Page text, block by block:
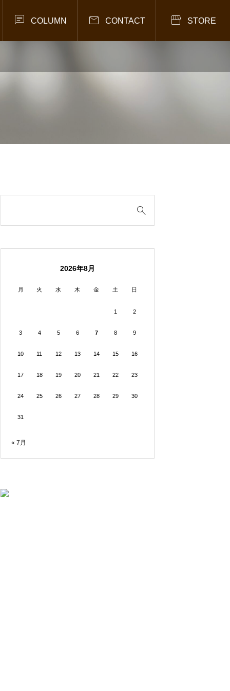
 COLUMN  CONTACT  STORE
2026年8月
月 火 水 木 金 土 日
1 2
3 4 5 6 7 8 9
10 11 12 13 14 15 16
17 18 19 20 21 22 23
24 25 26 27 28 29 30
31
« 7月